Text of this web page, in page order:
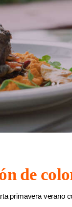
de
primavera verano